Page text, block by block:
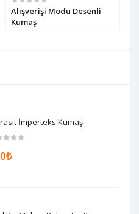
İmperteks Kumaş
Alışverişi Modu Desenli
Kumaş